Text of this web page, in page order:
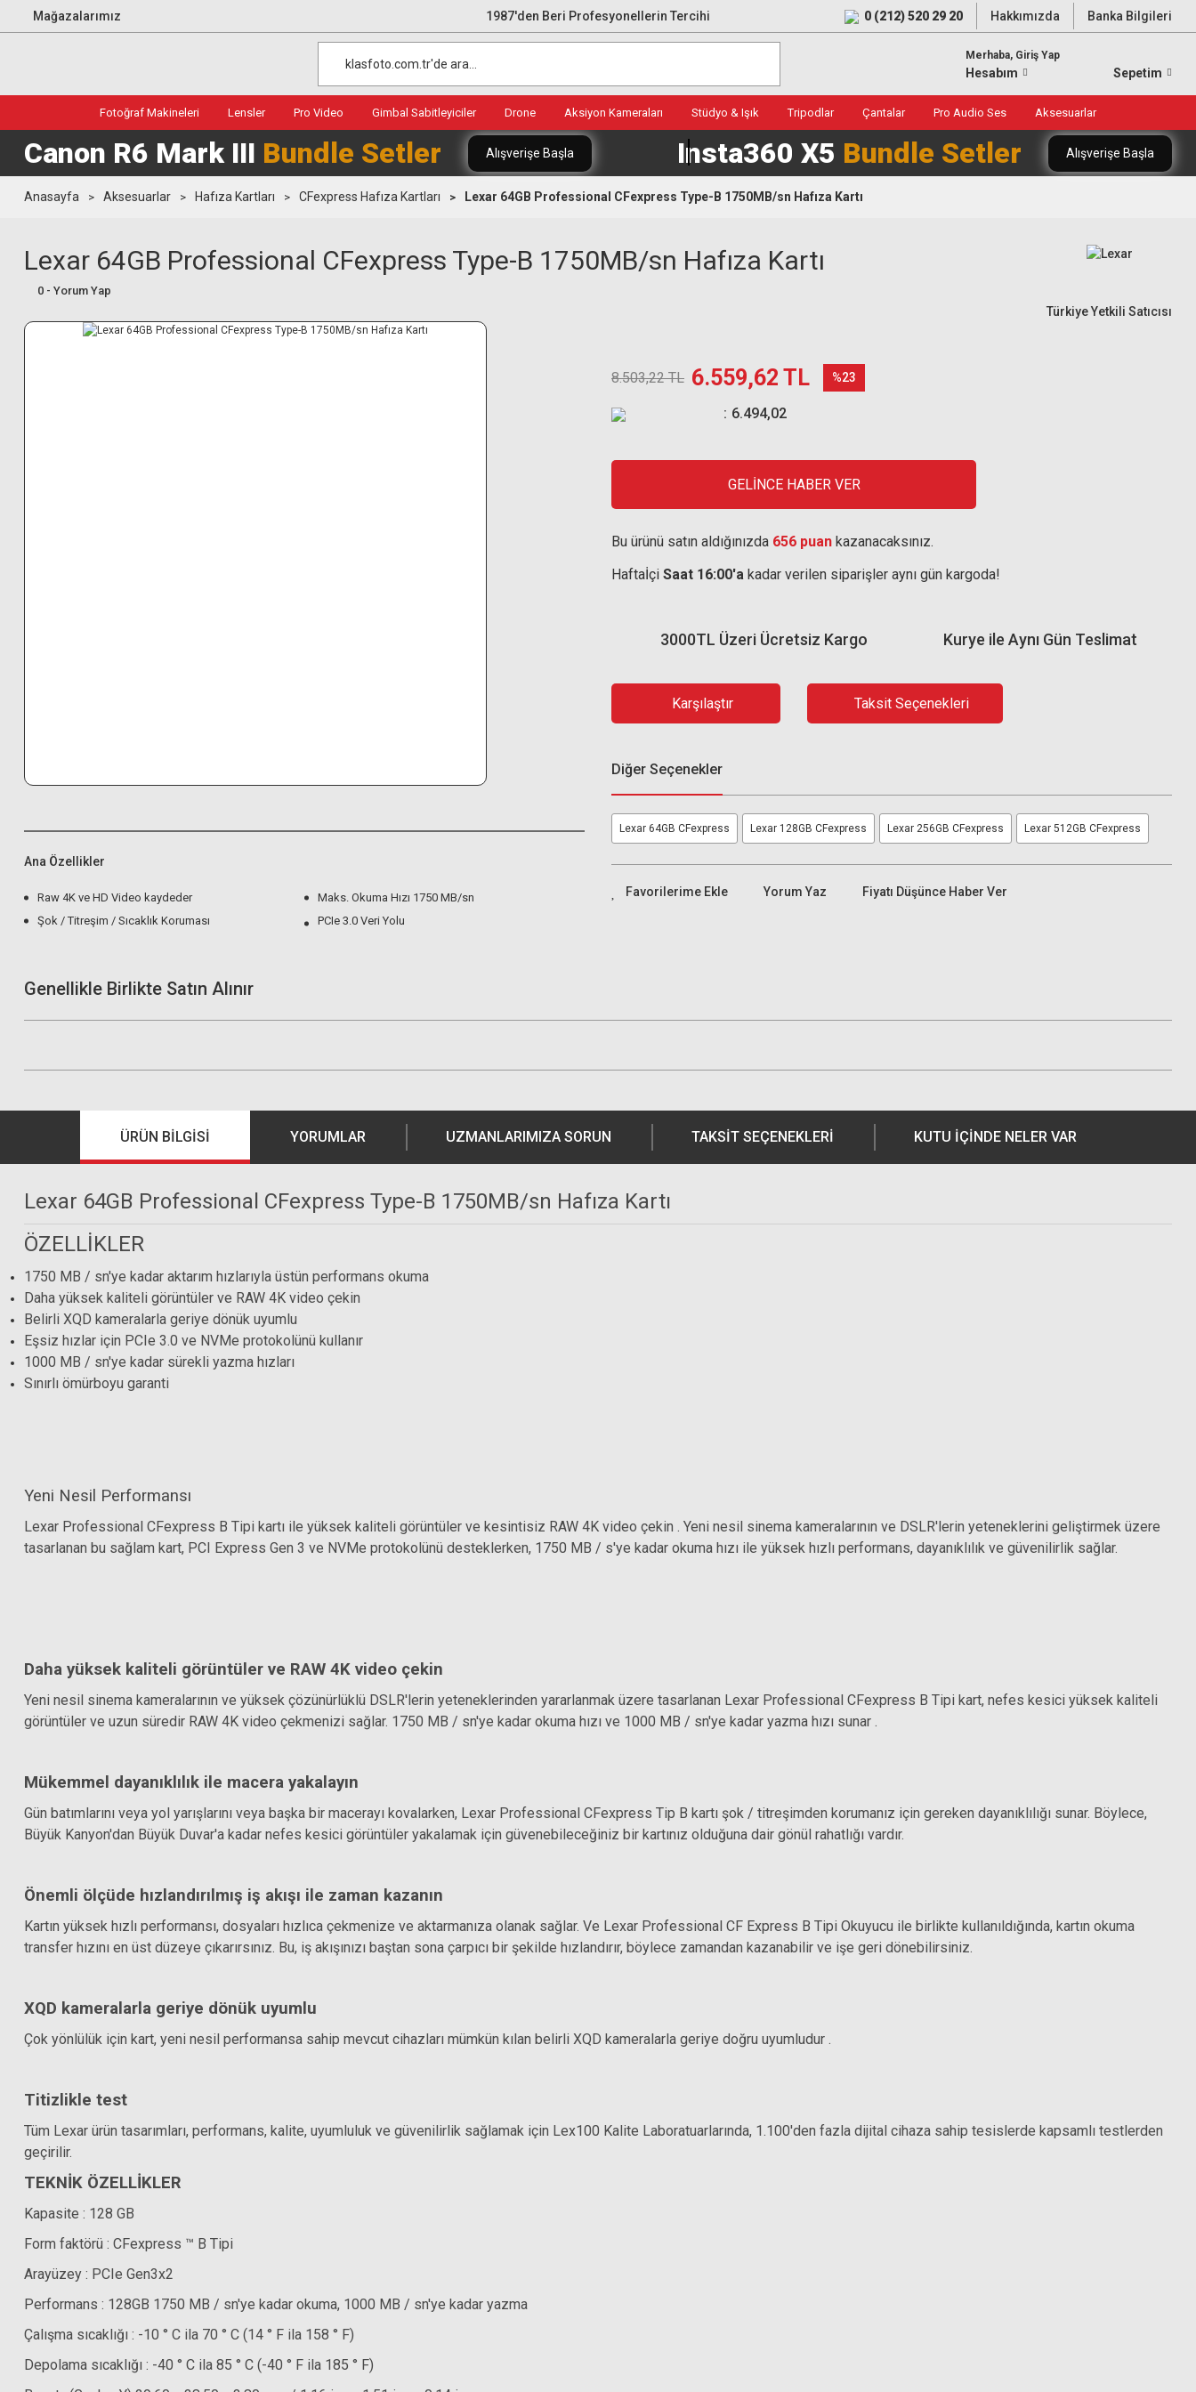
Mağazalarımız 1987'den Beri Profesyonellerin Tercihi 0 (212) 520 29 20 Hakkımızda Banka Bilgileri
Merhaba, Giriş Yap
Hesabım Sepetim
Fotoğraf Makineleri Lensler Pro Video Gimbal Sabitleyiciler Drone Aksiyon Kameraları Stüdyo & Işık Tripodlar Çantalar Pro Audio Ses Aksesuarlar
Canon R6 Mark III Bundle Setler Alışverişe Başla Insta360 X5 Bundle Setler Alışverişe Başla
Anasayfa Aksesuarlar Hafıza Kartları CFexpress Hafıza Kartları Lexar 64GB Professional CFexpress Type-B 1750MB/sn Hafıza Kartı
Lexar 64GB Professional CFexpress Type-B 1750MB/sn Hafıza Kartı
0 - Yorum Yap
Türkiye Yetkili Satıcısı
Ana Özellikler
Raw 4K ve HD Video kaydeder
Maks. Okuma Hızı 1750 MB/sn
Şok / Titreşim / Sıcaklık Koruması
PCIe 3.0 Veri Yolu
8.503,22 TL 6.559,62 TL %23
6.494,02
GELİNCE HABER VER
Bu ürünü satın aldığınızda 656 puan kazanacaksınız.
Haftaİçi Saat 16:00'a kadar verilen siparişler aynı gün kargoda!
Kurye ile Aynı Gün Teslimat
3000TL Üzeri Ücretsiz Kargo
Karşılaştır Taksit Seçenekleri
Diğer Seçenekler
Lexar 64GB CFexpress Lexar 128GB CFexpress Lexar 256GB CFexpress Lexar 512GB CFexpress
Yorum Yaz Fiyatı Düşünce Haber Ver
Genellikle Birlikte Satın Alınır
SanDisk Extreme PRO CFexpress B Tipi Kart Okuyucu SDDR-F451-GNGEN
ÜRÜN BILGISI YORUMLAR UZMANLARIMIZA SORUN TAKSIT SEÇENEKLERI KUTU İÇİNDE NELER VAR
Lexar 64GB Professional CFexpress Type-B 1750MB/sn Hafıza Kartı
ÖZELLİKLER
1750 MB / sn'ye kadar aktarım hızlarıyla üstün performans okuma
Daha yüksek kaliteli görüntüler ve RAW 4K video çekin
Belirli XQD kameralarla geriye dönük uyumlu
Eşsiz hızlar için PCIe 3.0 ve NVMe protokolünü kullanır
1000 MB / sn'ye kadar sürekli yazma hızları
Sınırlı ömürboyu garanti
Yeni Nesil Performansı
Lexar Professional CFexpress B Tipi kartı ile yüksek kaliteli görüntüler ve kesintisiz RAW 4K video çekin . Yeni nesil sinema kameralarının ve DSLR'lerin yeteneklerini geliştirmek üzere
tasarlanan bu sağlam kart, PCI Express Gen 3 ve NVMe protokolünü desteklerken, 1750 MB / s'ye kadar okuma hızı ile yüksek hızlı performans, dayanıklılık ve güvenilirlik sağlar.
Daha yüksek kaliteli görüntüler ve RAW 4K video çekin
Yeni nesil sinema kameralarının ve yüksek çözünürlüklü DSLR'lerin yeteneklerinden yararlanmak üzere tasarlanan Lexar Professional CFexpress B Tipi kart, nefes kesici yüksek kaliteli
görüntüler ve uzun süredir RAW 4K video çekmenizi sağlar. 1750 MB / sn'ye kadar okuma hızı ve 1000 MB / sn'ye kadar yazma hızı sunar .
Mükemmel dayanıklılık ile macera yakalayın
Gün batımlarını veya yol yarışlarını veya başka bir macerayı kovalarken, Lexar Professional CFexpress Tip B kartı şok / titreşimden korumanız için gereken dayanıklılığı sunar. Böylece,
Büyük Kanyon'dan Büyük Duvar'a kadar nefes kesici görüntüler yakalamak için güvenebileceğiniz bir kartınız olduğuna dair gönül rahatlığı vardır.
Önemli ölçüde hızlandırılmış iş akışı ile zaman kazanın
Kartın yüksek hızlı performansı, dosyaları hızlıca çekmenize ve aktarmanıza olanak sağlar. Ve Lexar Professional CF Express B Tipi Okuyucu ile birlikte kullanıldığında, kartın okuma
transfer hızını en üst düzeye çıkarırsınız. Bu, iş akışınızı baştan sona çarpıcı bir şekilde hızlandırır, böylece zamandan kazanabilir ve işe geri dönebilirsiniz.
XQD kameralarla geriye dönük uyumlu
Çok yönlülük için kart, yeni nesil performansa sahip mevcut cihazları mümkün kılan belirli XQD kameralarla geriye doğru uyumludur .
Titizlikle test
Tüm Lexar ürün tasarımları, performans, kalite, uyumluluk ve güvenilirlik sağlamak için Lex100 Kalite Laboratuarlarında, 1.100'den fazla dijital cihaza sahip tesislerde kapsamlı testlerden
geçirilir.
TEKNİK ÖZELLİKLER
Kapasite : 128 GB
Form faktörü : CFexpress ™ B Tipi
Arayüzey : PCIe Gen3x2
Performans : 128GB 1750 MB / sn'ye kadar okuma, 1000 MB / sn'ye kadar yazma
Çalışma sıcaklığı : -10 ° C ila 70 ° C (14 ° F ila 158 ° F)
Depolama sıcaklığı : -40 ° C ila 85 ° C (-40 ° F ila 185 ° F)